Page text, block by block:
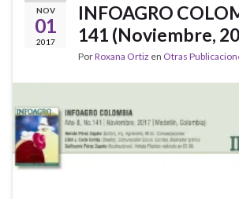
NOV
01
2017
INFOAGRO
141 (Noviembre,
PorRoxana Ortiz en Otras